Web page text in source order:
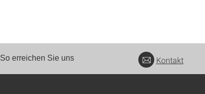
So erreichen Sie uns Kontakt